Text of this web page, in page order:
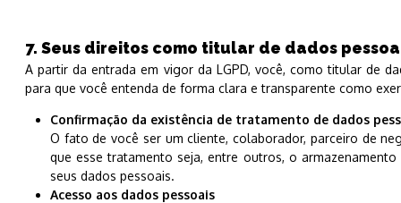
7. Seus direitos como titular de dados
A partir da entrada em vigor da LGPD, você, como titular de
para que você entenda de forma clara e transparente como
Confirmação da existência de tratamento de dados
O fato de você ser um cliente, colaborador, parceiro de
que esse tratamento seja, entre outros, o
seus dados pessoais.
Acesso aos dados pessoais